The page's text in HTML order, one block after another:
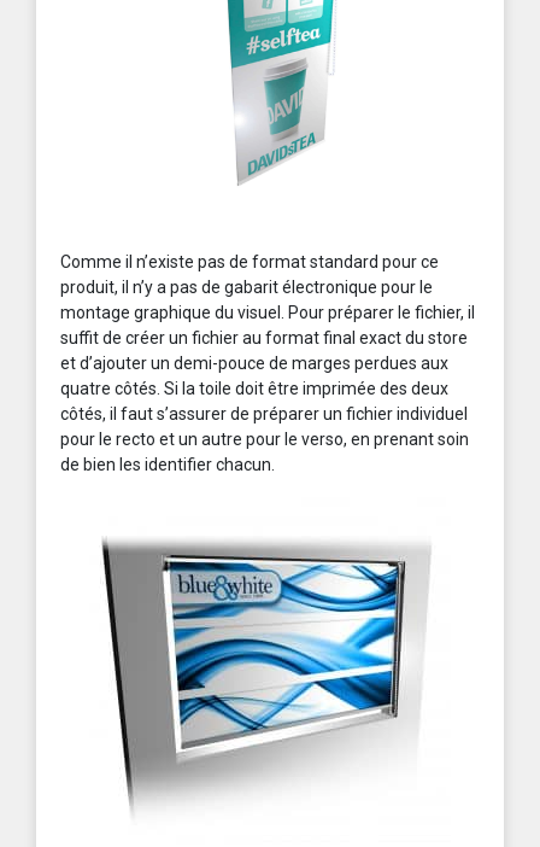
Comme il n’existe pas de format standard pour ce
produit, il n’y a pas de gabarit électronique pour le
montage graphique du visuel. Pour préparer le fichier, il
suffit de créer un fichier au format final exact du store
et d’ajouter un demi-pouce de marges perdues aux
quatre côtés. Si la toile doit être imprimée des deux
côtés, il faut s’assurer de préparer un fichier individuel
pour le recto et un autre pour le verso, en prenant soin
de bien les identifier chacun.